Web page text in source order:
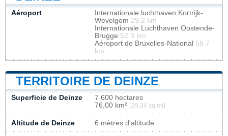
Aéroport
Internationale luchthaven Kortrijk-
Wevelgem 29.2 km
Internationale Luchthaven Oostende-
Brugge 52.3 km
Aéroport de Bruxelles-National 68.7
km
TERRITOIRE DE DEINZE
Superficie de Deinze
7 600 hectares
76,00 km² (29,34 sq mi)
Altitude de Deinze 6 mètres d'altitude